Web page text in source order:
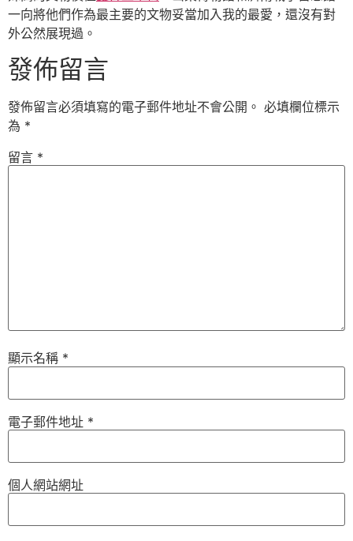
一向將他們作為最主要的文物妥當加入我的最愛，還沒有對
外公然展現過。
發佈留言
發佈留言必須填寫的電子郵件地址不會公開。 必填欄位標示
為 *
留言 *
顯示名稱 *
電子郵件地址 *
個人網站網址